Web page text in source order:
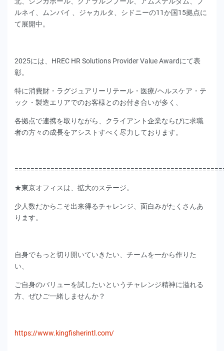
ルネイ、ムンバイ 、ジャカルタ、シドニーの11か国15拠点に
て展開中。
2025には、HREC HR Solutions Provider Value Awardにて表
彰。
特に消費財・ラグジュアリーリテール・医療/ヘルスケア・テ
ック・製造エリアでのお客様とのお付き合いが多く、
各拠点で連携を取りながら、クライアント企業ならびに求職
者の方々の成長をアシストすべく尽力しております。
★東京オフィスは、拡大のステージ。
少人数だからこそ出来得るチャレンジ、面白みがたくさんあ
ります。
自身でもっと切り開いていきたい、チームを一から作りた
い、
ご自身のバリューを試したいというチャレンジ精神に溢れる
方、ぜひご一緒しませんか？
https://www.kingfisherintl.com/